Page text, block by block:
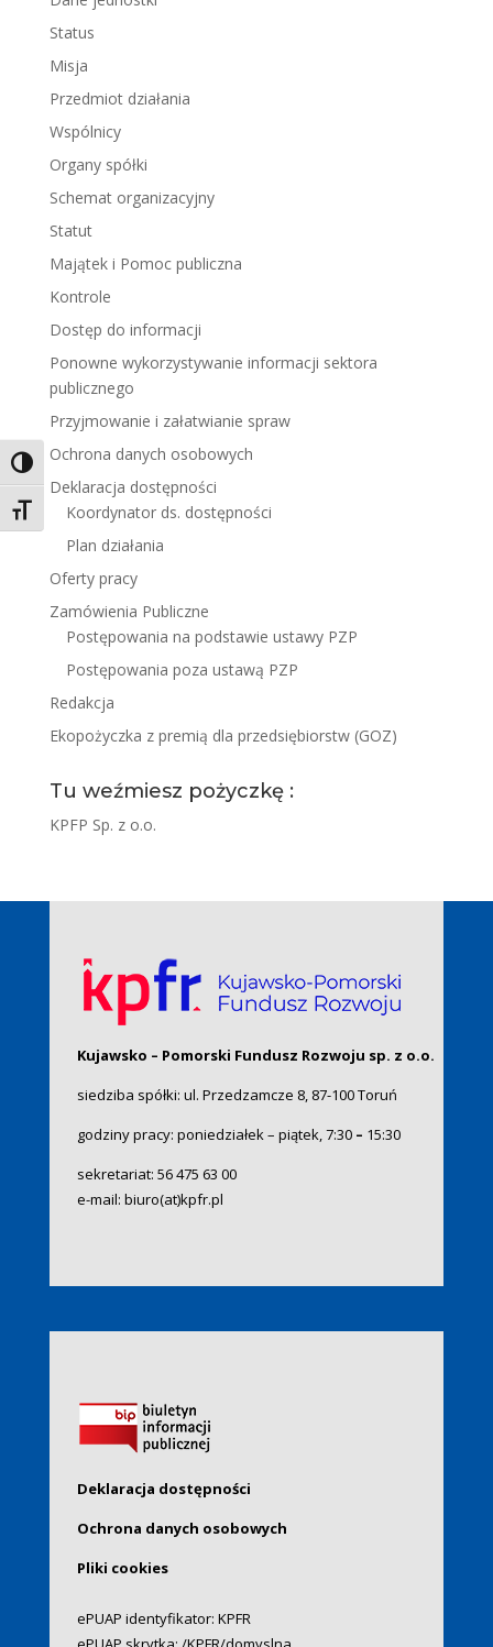
Toggle High Contrast
Toggle Font size
Status
Misja
Przedmiot działania
Wspólnicy
Organy spółki
Schemat organizacyjny
Statut
Majątek i Pomoc publiczna
Kontrole
Dostęp do informacji
Ponowne wykorzystywanie informacji sektora
publicznego
Przyjmowanie i załatwianie spraw
Ochrona danych osobowych
Deklaracja dostępności
Koordynator ds. dostępności
Plan działania
Oferty pracy
Zamówienia Publiczne
Postępowania na podstawie ustawy PZP
Postępowania poza ustawą PZP
Redakcja
Ekopożyczka z premią dla przedsiębiorstw (GOZ)
Tu weźmiesz pożyczkę :
KPFP Sp. z o.o.
Kujawsko – Pomorski Fundusz Rozwoju sp. z o.o.
siedziba spółki: ul. Przedzamcze 8, 87-100 Toruń
godziny pracy: poniedziałek – piątek, 7:30– 15:30
sekretariat: 56 475 63 00
e-mail: biuro(at)kpfr.pl
Deklaracja dostępności
Ochrona danych osobowych
Pliki cookies
ePUAP identyfikator: KPFR